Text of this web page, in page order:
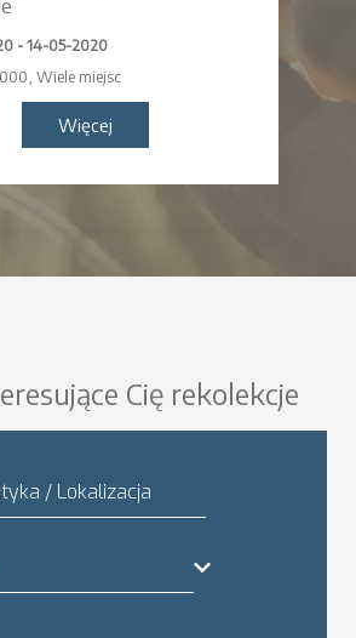
- 14-05-2020
Wiele miejsc
Więcej
Cię rekolekcje